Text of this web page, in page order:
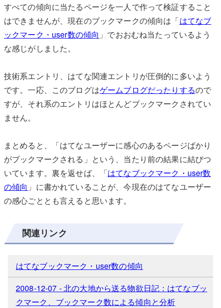
すべての傾向に当たるページを一人で作って検証すること
はできませんが、現在のブックマークの傾向は「はてなブ
ックマーク・user数の傾向 」でおおむね当たっているよう
な感じがしました。
技術系エントリ、はてな関連エントリが圧倒的に多いよう
です。一応、このブログはゲームブログだったりするので
すが、それ系のエントリはほとんどブックマークされてい
ません。
まとめると、「はてなユーザーに感心のあるページばかり
がブックマークされる」という、当たり前の結果に結びつ
いています。裏を返せば、「はてなブックマーク・user数
の傾向 」に書かれていることが、今現在のはてなユーザー
の感心ごととも言えると思います。
関連リンク
はてなブックマーク・user数の傾向
2008-12-07 - 北の大地から送る物欲日記：はてなブッ
クマーク、ブックマーク数による傾向と分析